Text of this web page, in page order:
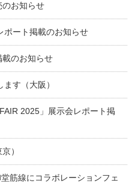
のお知らせ
ポート掲載のお知らせ
載のお知らせ
す（大阪）
2025」展示会レポート掲
）
筋線にコラボレーションフェ